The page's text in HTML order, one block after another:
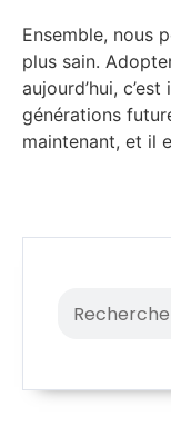
Ensemble, nous
plus sain.
aujourd’hui,
générations
maintenant, et il